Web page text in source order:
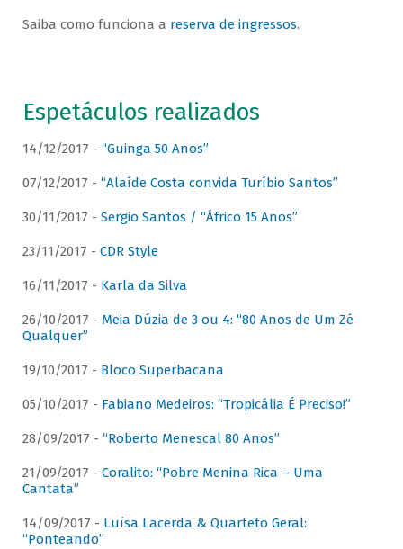
Saiba como funciona a reserva de ingressos.
Espetáculos realizados
14/12/2017 - “Guinga 50 Anos”
07/12/2017 - “Alaíde Costa convida Turíbio Santos”
30/11/2017 - Sergio Santos / “Áfrico 15 Anos”
23/11/2017 - CDR Style
16/11/2017 - Karla da Silva
26/10/2017 - Meia Dúzia de 3 ou 4: “80 Anos de Um Zé
Qualquer”
19/10/2017 - Bloco Superbacana
05/10/2017 - Fabiano Medeiros: “Tropicália É Preciso!”
28/09/2017 - “Roberto Menescal 80 Anos”
21/09/2017 - Coralito: “Pobre Menina Rica – Uma
Cantata”
14/09/2017 - Luísa Lacerda & Quarteto Geral:
“Ponteando”